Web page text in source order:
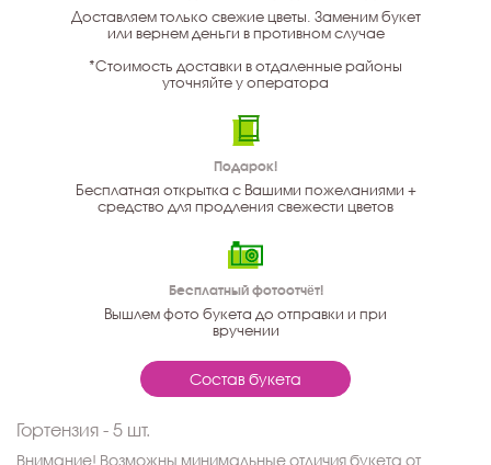
Доставляем только свежие цветы. Заменим букет
или вернем деньги в противном случае
*Стоимость доставки в отдаленные районы
уточняйте у оператора
Подарок!
Бесплатная открытка с Вашими пожеланиями +
средство для продления свежести цветов
Бесплатный фотоотчёт!
Вышлем фото букета до отправки и при
вручении
Состав букета
Гортензия - 5 шт.
Внимание! Возможны минимальные отличия букета от